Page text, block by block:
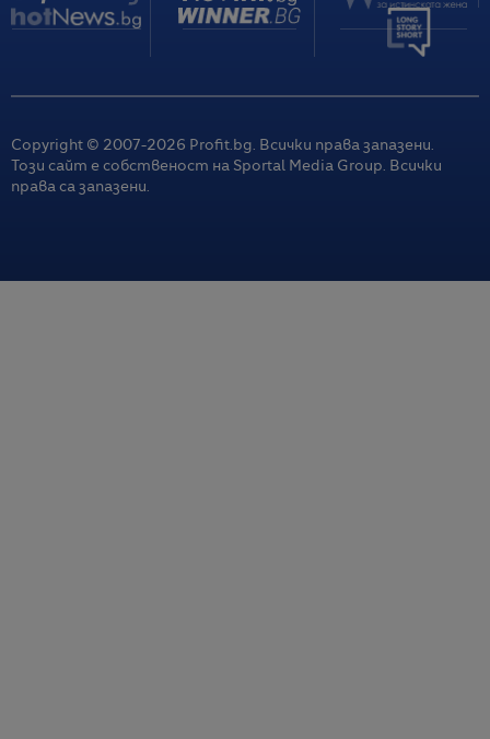
Copyright © 2007-2026 Profit.bg. Всички права запазени.
Този сайт е собственост на Sportal Media Group. Всички
права са запазени.